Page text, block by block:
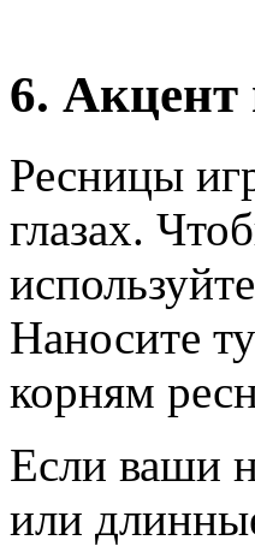
6.
Ресницы
глазах.
Наносите
корням
Если ваши
или